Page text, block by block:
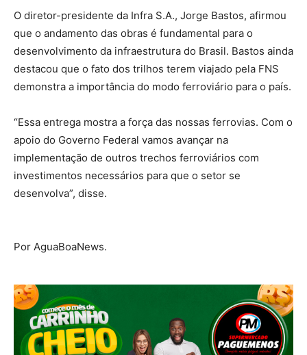
O diretor-presidente da Infra S.A., Jorge Bastos, afirmou
que o andamento das obras é fundamental para o
desenvolvimento da infraestrutura do Brasil. Bastos ainda
destacou que o fato dos trilhos terem viajado pela FNS
demonstra a importância do modo ferroviário para o país.
“Essa entrega mostra a força das nossas ferrovias. Com o
apoio do Governo Federal vamos avançar na
implementação de outros trechos ferroviários com
investimentos necessários para que o setor se
desenvolva”, disse.
Por AguaBoaNews.